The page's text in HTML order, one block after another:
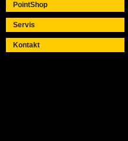
PointShop
Servis
Kontakt